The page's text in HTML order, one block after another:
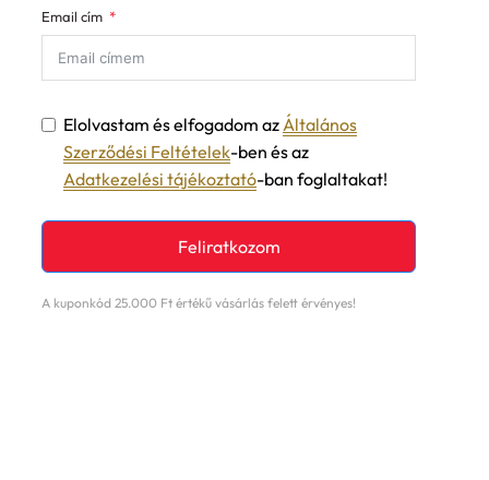
Email cím
Elolvastam és elfogadom azÁltalános
Szerződési Feltételek-ben és az
Adatkezelési tájékoztató-ban foglaltakat!
Feliratkozom
A kuponkód 25.000 Ft értékű vásárlás felett érvényes!